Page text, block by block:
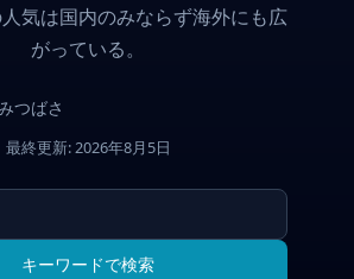
気は国内のみならず海外にも広
がっている。
つばさ
最終更新: 2026年8月5日
キーワードで検索